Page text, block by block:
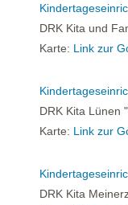
DRK Kita und
Karte: Link zur
DRK Kita Lünen
Karte: Link zur
DRK Kita